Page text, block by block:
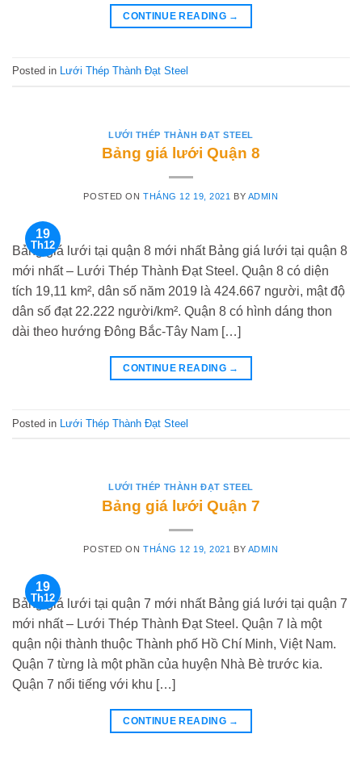
CONTINUE READING →
Posted in Lưới Thép Thành Đạt Steel
LƯỚI THÉP THÀNH ĐẠT STEEL
Bảng giá lưới Quận 8
POSTED ON THÁNG 12 19, 2021 BY ADMIN
19
Th12
Bảng giá lưới tại quận 8 mới nhất Bảng giá lưới tại quận 8
mới nhất – Lưới Thép Thành Đạt Steel. Quận 8 có diện
tích 19,11 km², dân số năm 2019 là 424.667 người, mật độ
dân số đạt 22.222 người/km². Quận 8 có hình dáng thon
dài theo hướng Đông Bắc-Tây Nam […]
CONTINUE READING →
Posted in Lưới Thép Thành Đạt Steel
LƯỚI THÉP THÀNH ĐẠT STEEL
Bảng giá lưới Quận 7
POSTED ON THÁNG 12 19, 2021 BY ADMIN
19
Th12
Bảng giá lưới tại quận 7 mới nhất Bảng giá lưới tại quận 7
mới nhất – Lưới Thép Thành Đạt Steel. Quận 7 là một
quận nội thành thuộc Thành phố Hồ Chí Minh, Việt Nam.
Quận 7 từng là một phần của huyện Nhà Bè trước kia.
Quận 7 nổi tiếng với khu […]
CONTINUE READING →